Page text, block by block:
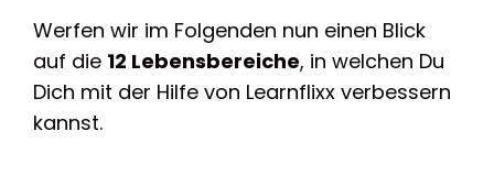
Werfen wir im Folgenden nun einen Blick
auf die 12 Lebensbereiche, in welchen Du
Dich mit der Hilfe von Learnflixx verbessern
kannst.